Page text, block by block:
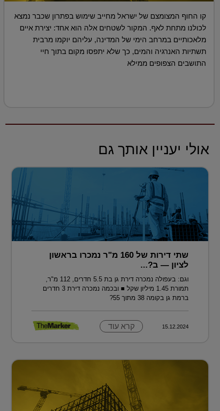
קו החוף המצומצם של ישראל מחייב שימוש בפתרון שכבר נמצא
לכולנו מתחת לאף. המקור לשטחים אלה הוא אחד: יצירת איים
מלאכותיים במרחב הימי של המדינה, עליהם יוקמו מרבית
תשתיות האנרגיה והמים, כך שלא יתפסו מקום בתוך חיי
התושבים הצפופים ממילא
אולי יעניין אותך גם
שתי דירות של 160 מ"ר נמכרו בראשון
לציון — ב?...
וגם: בעפולה נמכרה דירת גן בת 5.5 חדרים, 112 מ"ר,
תמורת 1.45 מיליון שקל ■ ובכמה נמכרה דירת 3 חדרים
ברמת גן בקומה 38 מתוך 55?
15.12.2024 קרא עוד